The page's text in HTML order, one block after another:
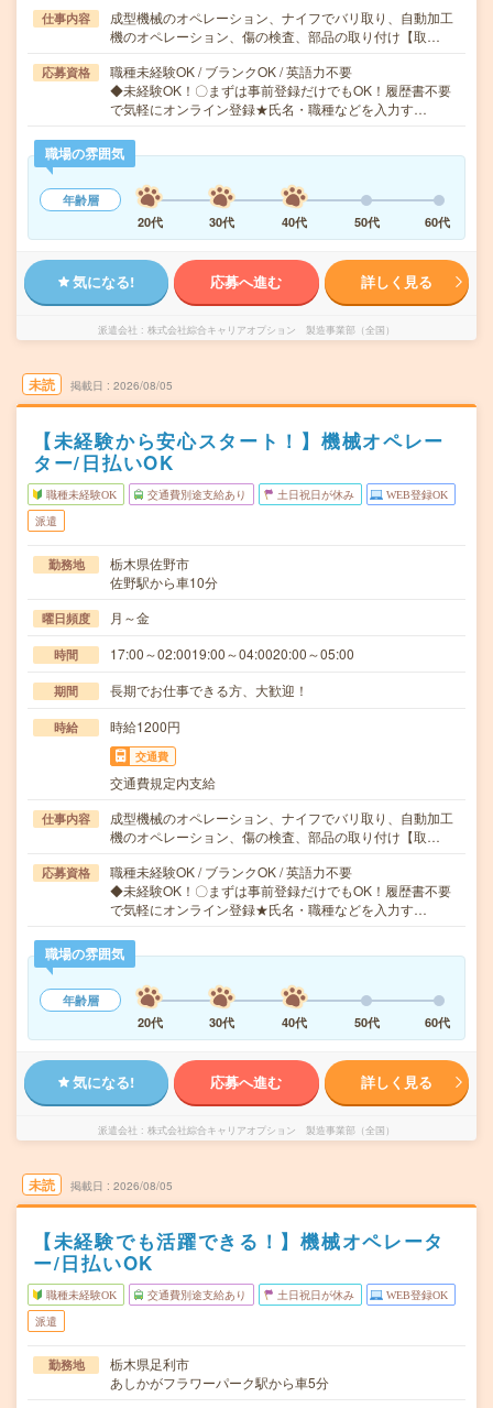
仕事内容
成型機械のオペレーション、ナイフでバリ取り、自動加工
機のオペレーション、傷の検査、部品の取り付け【取…
応募資格
職種未経験OK / ブランクOK / 英語力不要
◆未経験OK！〇まずは事前登録だけでもOK！履歴書不要
で気軽にオンライン登録★氏名・職種などを入力す…
職場の雰囲気
年齢層
20代
30代 40代 50代 60代
気になる! 応募へ進む 詳しく見る
派遣会社 株式会社綜合キャリアオプション 製造事業部（全国）
未読 掲載日 2026/08/05
【未経験から安心スタート！】機械オペレー
ター/日払いOK
職種未経験OK 交通費別途支給あり 土日祝日が休み WEB登録OK
派遣
勤務地
栃木県佐野市
佐野駅から車10分
曜日頻度 月～金
時間 17:00～02:0019:00～04:0020:00～05:00
期間 長期でお仕事できる方、大歓迎！
時給 時給1200円
交通費
交通費規定内支給
仕事内容
成型機械のオペレーション、ナイフでバリ取り、自動加工
機のオペレーション、傷の検査、部品の取り付け【取…
応募資格
職種未経験OK / ブランクOK / 英語力不要
◆未経験OK！〇まずは事前登録だけでもOK！履歴書不要
で気軽にオンライン登録★氏名・職種などを入力す…
職場の雰囲気
年齢層
20代
30代 40代 50代 60代
気になる! 応募へ進む 詳しく見る
派遣会社 株式会社綜合キャリアオプション 製造事業部（全国）
未読 掲載日 2026/08/05
【未経験でも活躍できる！】機械オペレータ
ー/日払いOK
職種未経験OK 交通費別途支給あり 土日祝日が休み WEB登録OK
派遣
勤務地
栃木県足利市
あしかがフラワーパーク駅から車5分